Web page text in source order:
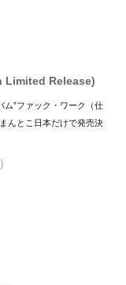
Limited Release)
ム”ファック・ワーク（仕
んとこ日本だけで発売決